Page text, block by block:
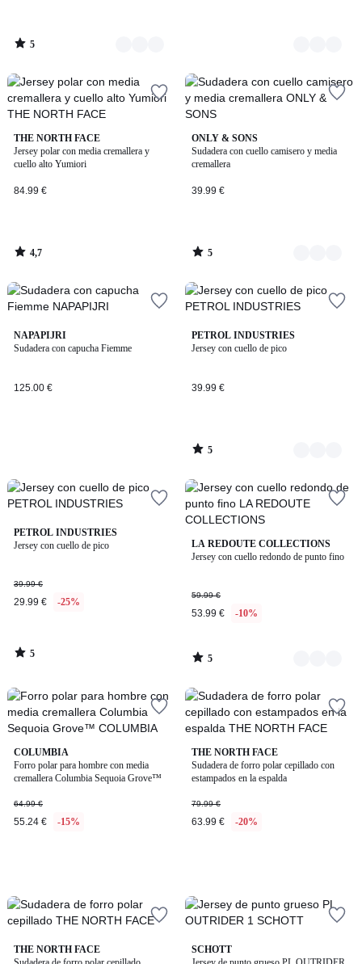
5
THE NORTH FACE
Jersey polar con media cremallera y
cuello alto Yumiori
84.99 €
4,7
/ 5
4,7
ONLY & SONS
Sudadera con cuello camisero y media
cremallera
39.99 €
5
/
5
2
Colores
5
NAPAPIJRI
Sudadera con capucha Fiemme
125.00 €
PETROL INDUSTRIES
Jersey con cuello de pico
39.99 €
5
/
2
Colores
5
PETROL INDUSTRIES
Jersey con cuello de pico
39.99 €
29.99 € -25%
5
/
5
LA REDOUTE COLLECTIONS
Jersey con cuello redondo de punto fino
59.99 €
53.99 € -10%
5
/
3
Colores
5
COLUMBIA
Forro polar para hombre con media
cremallera Columbia Sequoia Grove™
64.99 €
55.24 € -15%
THE NORTH FACE
Sudadera de forro polar cepillado con
estampados en la espalda
79.99 €
63.99 € -20%
THE NORTH FACE
SCHOTT
4,6
/ 5